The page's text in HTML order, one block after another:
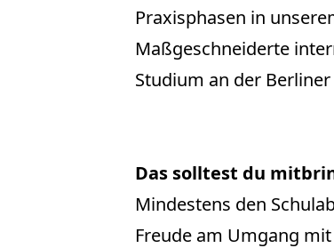
Praxisphasen in
Maßgeschneiderte
Studium an der
Das solltest du
Mindestens den
Freude am Umgang